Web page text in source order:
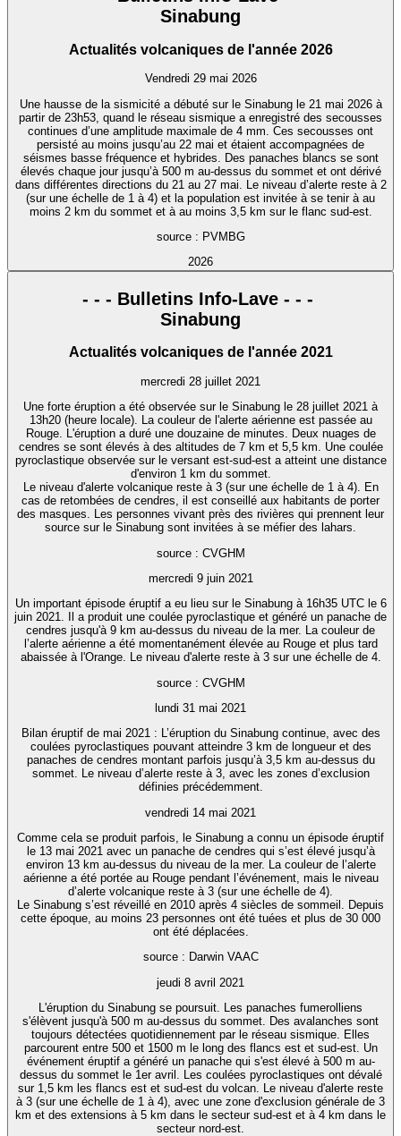
Sinabung
Actualités volcaniques de l'année 2026
Vendredi 29 mai 2026
Une hausse de la sismicité a débuté sur le Sinabung le 21 mai 2026 à
partir de 23h53, quand le réseau sismique a enregistré des secousses
continues d’une amplitude maximale de 4 mm. Ces secousses ont
persisté au moins jusqu’au 22 mai et étaient accompagnées de
séismes basse fréquence et hybrides. Des panaches blancs se sont
élevés chaque jour jusqu’à 500 m au-dessus du sommet et ont dérivé
dans différentes directions du 21 au 27 mai. Le niveau d’alerte reste à 2
(sur une échelle de 1 à 4) et la population est invitée à se tenir à au
moins 2 km du sommet et à au moins 3,5 km sur le flanc sud-est.
source : PVMBG
2026
- - - Bulletins Info-Lave - - -
Sinabung
Actualités volcaniques de l'année 2021
mercredi 28 juillet 2021
Une forte éruption a été observée sur le Sinabung le 28 juillet 2021 à
13h20 (heure locale). La couleur de l'alerte aérienne est passée au
Rouge. L'éruption a duré une douzaine de minutes. Deux nuages de
cendres se sont élevés à des altitudes de 7 km et 5,5 km. Une coulée
pyroclastique observée sur le versant est-sud-est a atteint une distance
d'environ 1 km du sommet.
Le niveau d'alerte volcanique reste à 3 (sur une échelle de 1 à 4). En
cas de retombées de cendres, il est conseillé aux habitants de porter
des masques. Les personnes vivant près des rivières qui prennent leur
source sur le Sinabung sont invitées à se méfier des lahars.
source : CVGHM
mercredi 9 juin 2021
Un important épisode éruptif a eu lieu sur le Sinabung à 16h35 UTC le 6
juin 2021. Il a produit une coulée pyroclastique et généré un panache de
cendres jusqu'à 9 km au-dessus du niveau de la mer. La couleur de
l’alerte aérienne a été momentanément élevée au Rouge et plus tard
abaissée à l'Orange. Le niveau d'alerte reste à 3 sur une échelle de 4.
source : CVGHM
lundi 31 mai 2021
Bilan éruptif de mai 2021 : L’éruption du Sinabung continue, avec des
coulées pyroclastiques pouvant atteindre 3 km de longueur et des
panaches de cendres montant parfois jusqu’à 3,5 km au-dessus du
sommet. Le niveau d’alerte reste à 3, avec les zones d’exclusion
définies précédemment.
vendredi 14 mai 2021
Comme cela se produit parfois, le Sinabung a connu un épisode éruptif
le 13 mai 2021 avec un panache de cendres qui s’est élevé jusqu’à
environ 13 km au-dessus du niveau de la mer. La couleur de l’alerte
aérienne a été portée au Rouge pendant l’événement, mais le niveau
d’alerte volcanique reste à 3 (sur une échelle de 4).
Le Sinabung s’est réveillé en 2010 après 4 siècles de sommeil. Depuis
cette époque, au moins 23 personnes ont été tuées et plus de 30 000
ont été déplacées.
source : Darwin VAAC
jeudi 8 avril 2021
L'éruption du Sinabung se poursuit. Les panaches fumerolliens
s'élèvent jusqu'à 500 m au-dessus du sommet. Des avalanches sont
toujours détectées quotidiennement par le réseau sismique. Elles
parcourent entre 500 et 1500 m le long des flancs est et sud-est. Un
événement éruptif a généré un panache qui s'est élevé à 500 m au-
dessus du sommet le 1er avril. Les coulées pyroclastiques ont dévalé
sur 1,5 km les flancs est et sud-est du volcan. Le niveau d'alerte reste
à 3 (sur une échelle de 1 à 4), avec une zone d'exclusion générale de 3
km et des extensions à 5 km dans le secteur sud-est et à 4 km dans le
secteur nord-est.